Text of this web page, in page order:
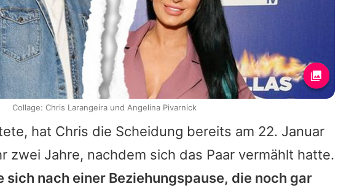
hat Chris die Scheidung bereits am 22. Januar
zwei Jahre, nachdem sich das Paar vermählt hatte.
sich nach einer Beziehungspause, die noch gar
Collage: Chris Larangeira und Angelina Pivarnick